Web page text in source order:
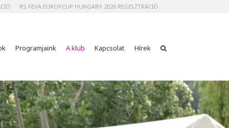
RS FEVA EUROPCUP HUNGARY 2026 REGISZTRÁCIÓ
Programjaink A klub Kapcsolat Hírek